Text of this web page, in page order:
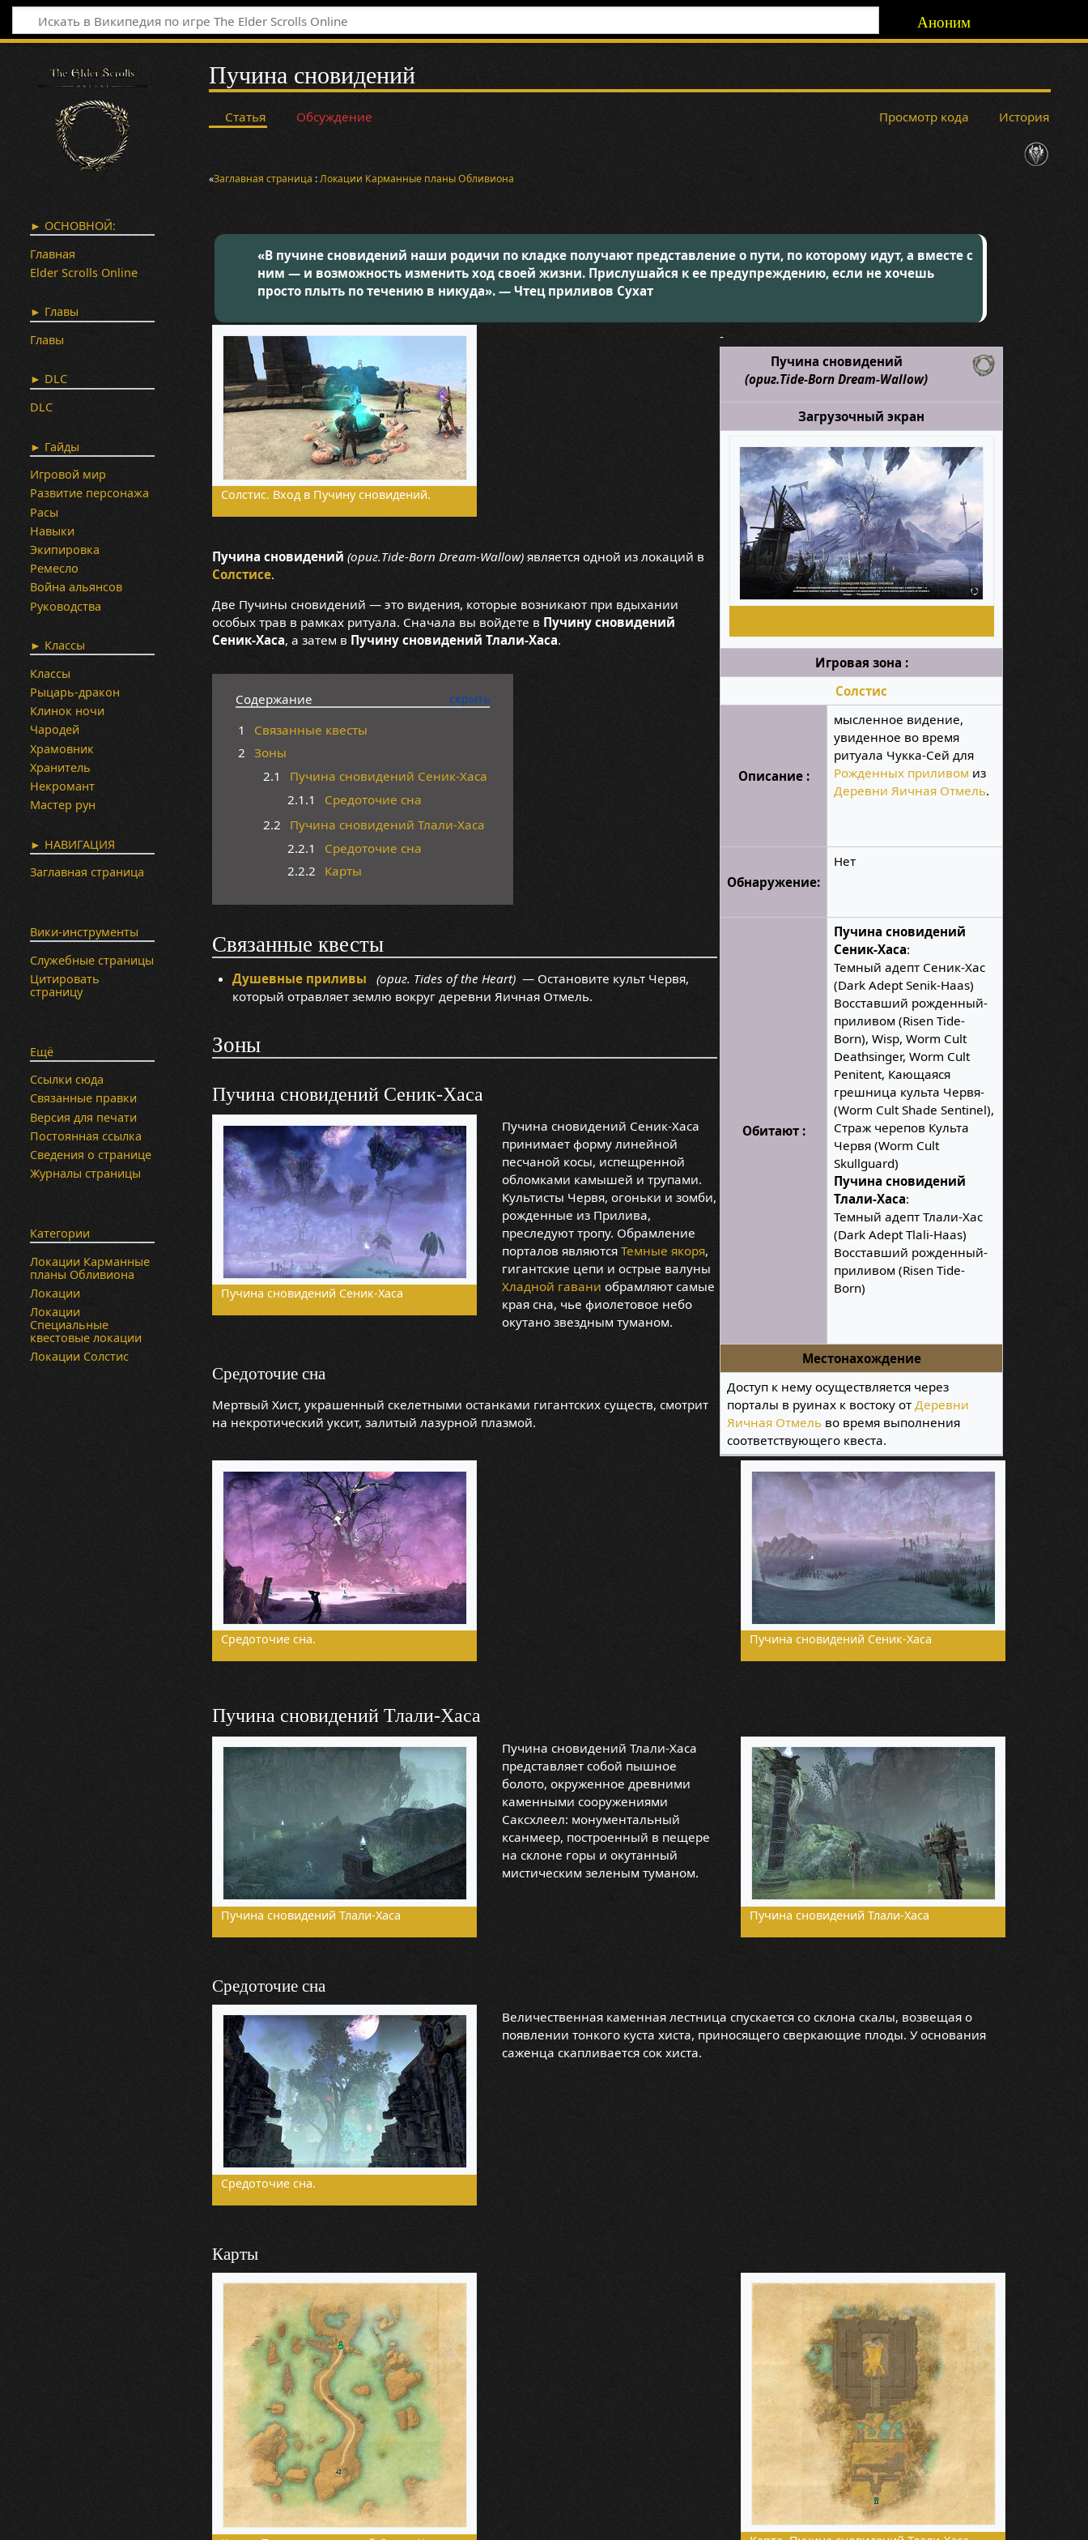
Аноним
Пучина сновидений
Статья Обсуждение Просмотр кода История
«Заглавная страница :Локации Карманные планы Обливиона
«В пучине сновидений наши родичи по кладке получают представление о пути, по которому идут, а вместе с
ним — и возможность изменить ход своей жизни. Прислушайся к ее предупреждению, если не хочешь
просто плыть по течению в никуда». — Чтец приливов Сухат
-
Пучина сновидений
(ориг.Tide-Born Dream-Wallow)
Загрузочный экран
Игровая зона :
Солстис
Описание :
мысленное видение,
увиденное во время
ритуала Чукка-Сей для
Рожденных приливом из
Деревни Яичная Отмель.
Обнаружение:
Нет
Обитают :
Пучина сновидений
Сеник-Хаса:
Темный адепт Сеник-Хас
(Dark Adept Senik-Haas)
Восставший рожденный-
приливом (Risen Tide-
Born), Wisp, Worm Cult
Deathsinger, Worm Cult
Penitent, Кающаяся
грешница культа Червя-
(Worm Cult Shade Sentinel),
Страж черепов Культа
Червя (Worm Cult
Skullguard)
Пучина сновидений
Тлали-Хаса:
Темный адепт Тлали-Хас
(Dark Adept Tlali-Haas)
Восставший рожденный-
приливом (Risen Tide-
Born)
Местонахождение
Доступ к нему осуществляется через
порталы в руинах к востоку от Деревни
Яичная Отмельво время выполнения
соответствующего квеста.
Солстис. Вход в Пучину сновидений.
Пучина сновидений (ориг.Tide-Born Dream-Wallow) является одной из локаций в
Солстисе.
Две Пучины сновидений — это видения, которые возникают при вдыхании
особых трав в рамках ритуала. Сначала вы войдете в Пучину сновидений
Сеник-Хаса, а затем в Пучину сновидений Тлали-Хаса.
Содержание
1
Связанные квесты
2
Зоны
2.1
Пучина сновидений Сеник-Хаса
2.1.1
Средоточие сна
2.2
Пучина сновидений Тлали-Хаса
2.2.1
Средоточие сна
2.2.2
Карты
Связанные квесты
Душевные приливы (ориг. Tides of the Heart)— Остановите культ Червя,
который отравляет землю вокруг деревни Яичная Отмель.
Зоны
Пучина сновидений Сеник-Хаса
Пучина сновидений Сеник-Хаса
Пучина сновидений Сеник-Хаса
Пучина сновидений Сеник-Хаса
принимает форму линейной
песчаной косы, испещренной
обломками камышей и трупами.
Культисты Червя, огоньки и зомби,
рожденные из Прилива,
преследуют тропу. Обрамление
порталов являются Темные якоря,
гигантские цепи и острые валуны
Хладной гавани обрамляют самые
края сна, чье фиолетовое небо
окутано звездным туманом.
Средоточие сна
Средоточие сна.
Мертвый Хист, украшенный скелетными останками гигантских существ, смотрит
на некротический уксит, залитый лазурной плазмой.
Пучина сновидений Тлали-Хаса
Пучина сновидений Тлали-Хаса Пучина сновидений Тлали-Хаса
Пучина сновидений Тлали-Хаса
представляет собой пышное
болото, окруженное древними
каменными сооружениями
Саксхлеел: монументальный
ксанмеер, построенный в пещере
на склоне горы и окутанный
мистическим зеленым туманом.
Средоточие сна
Средоточие сна.
Величественная каменная лестница спускается со склона скалы, возвещая о
появлении тонкого куста хиста, приносящего сверкающие плоды. У основания
саженца скапливается сок хиста.
Карты
► ОСНОВНОЙ:
Главная
Elder Scrolls Online
► Главы
Главы
► DLC
DLC
► Гайды
Игровой мир
Развитие персонажа
Расы
Навыки
Экипировка
Ремесло
Война альянсов
Руководства
► Классы
Классы
Рыцарь-дракон
Клинок ночи
Чародей
Храмовник
Хранитель
Некромант
Мастер рун
► НАВИГАЦИЯ
Заглавная страница
Вики-инструменты
Служебные страницы
Цитировать
страницу
Ещё
Ссылки сюда
Связанные правки
Версия для печати
Постоянная ссылка
Сведения о странице
Журналы страницы
Категории
Локации Карманные
планы Обливиона
Локации
Локации
Специальные
квестовые локации
Локации Солстис